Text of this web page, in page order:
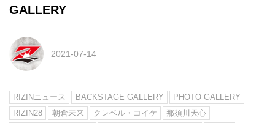
GALLERY
2021-07-14
RIZINニュース BACKSTAGE GALLERY
PHOTO GALLERY
RIZIN28
朝倉未来 クレベル・コイケ
那須川天心